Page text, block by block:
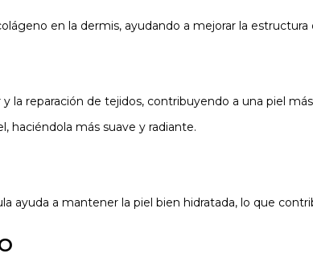
en la dermis, ayudando a mejorar la
la reparación de tejidos, contribuyendo a una piel
haciéndola más suave y radiante.
ayuda a mantener la piel bien hidratada, lo que